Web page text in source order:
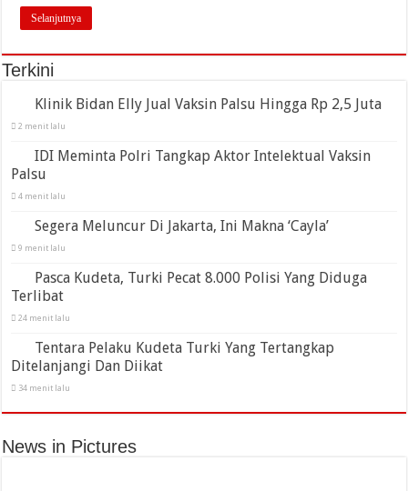
Selanjutnya
Terkini
Klinik Bidan Elly Jual Vaksin Palsu Hingga Rp 2,5 Juta
2 menit lalu
IDI Meminta Polri Tangkap Aktor Intelektual Vaksin
Palsu
4 menit lalu
Segera Meluncur Di Jakarta, Ini Makna ‘Cayla’
9 menit lalu
Pasca Kudeta, Turki Pecat 8.000 Polisi Yang Diduga
Terlibat
24 menit lalu
Tentara Pelaku Kudeta Turki Yang Tertangkap
Ditelanjangi Dan Diikat
34 menit lalu
News in Pictures